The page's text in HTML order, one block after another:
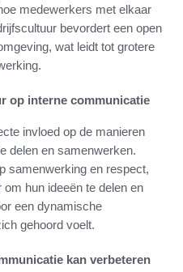
medewerkers met elkaar
bevordert een open
wat leidt tot grotere
op interne communicatie
invloed op de manieren
delen en samenwerken.
samenwerking en respect,
hun ideeën te delen en
een dynamische
gehoord voelt.
kan verbeteren